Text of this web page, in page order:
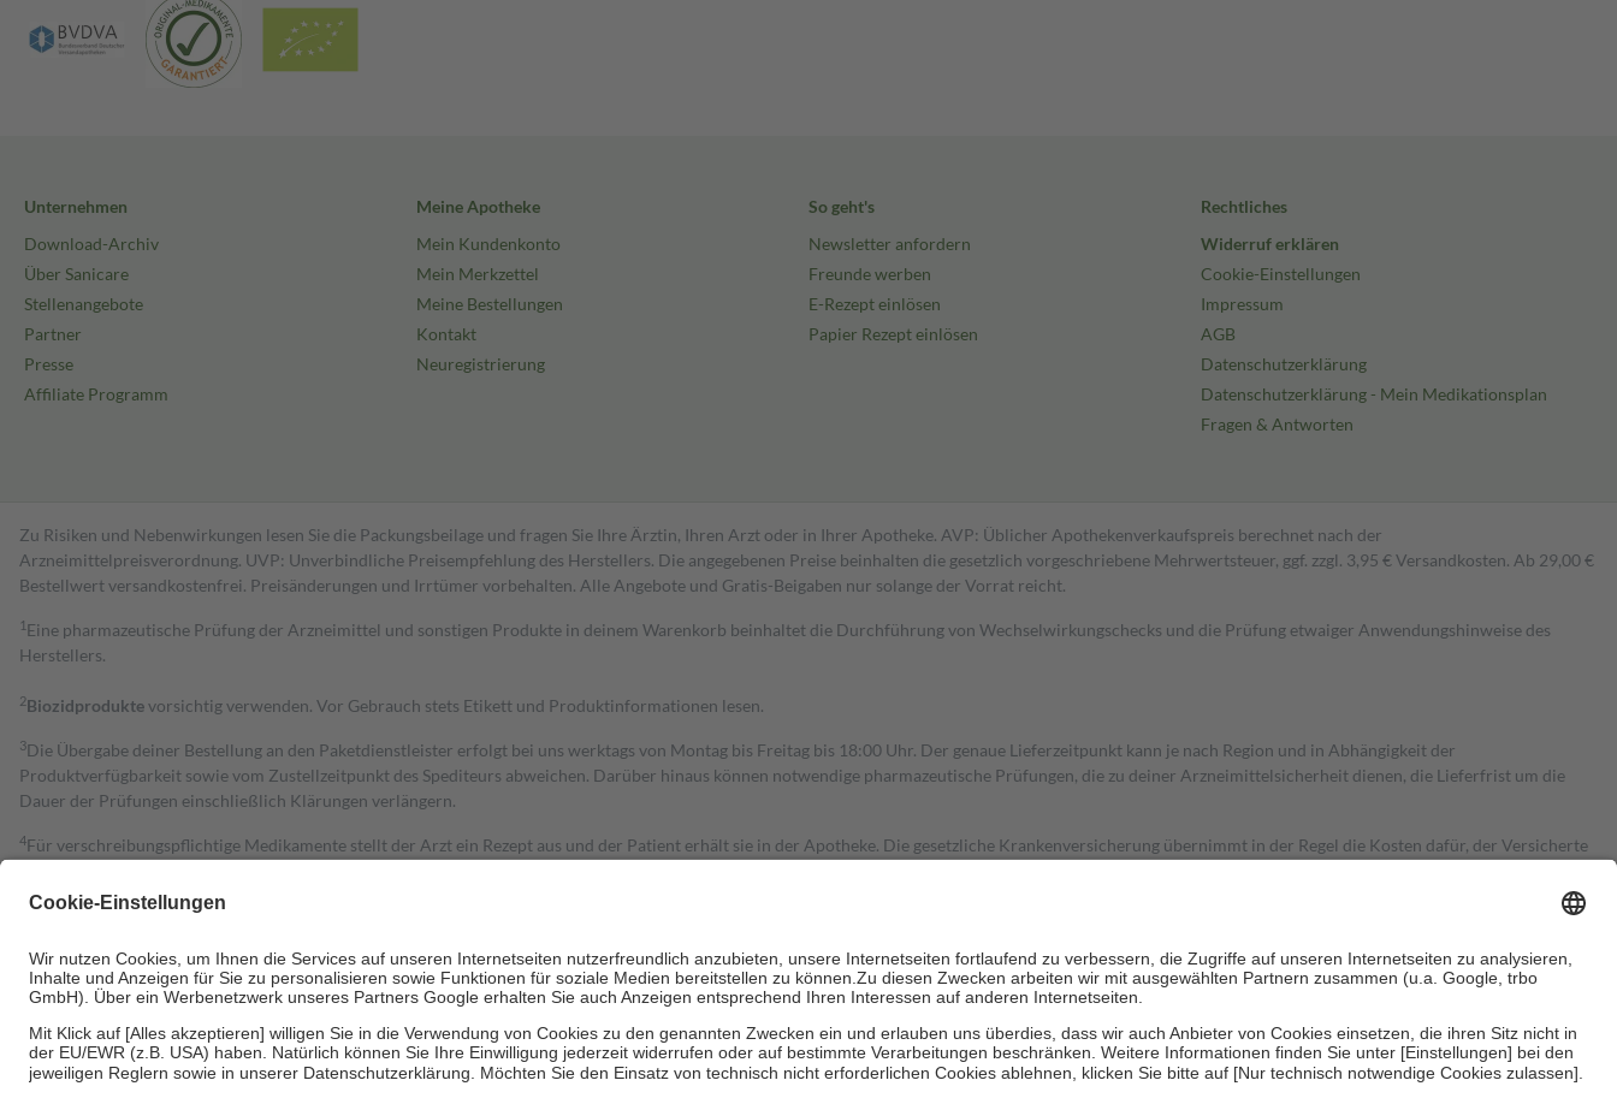
Unternehmen
Download-Archiv
Über Sanicare
Stellenangebote
Partner
Presse
Affiliate Programm
Meine Apotheke
Mein Kundenkonto
Mein Merkzettel
Meine Bestellungen
Kontakt
Neuregistrierung
So geht's
Newsletter anfordern
Freunde werben
E-Rezept einlösen
Papier Rezept einlösen
Rechtliches
Widerruf erklären
Cookie-Einstellungen
Impressum
AGB
Datenschutzerklärung
Datenschutzerklärung - Mein Medikationsplan
Fragen & Antworten
Zu Risiken und Nebenwirkungen lesen Sie die Packungsbeilage und fragen Sie Ihre Ärztin, Ihren Arzt oder in Ihrer Apotheke. AVP: Üblicher Apothekenverkaufspreis berechnet nach der
Arzneimittelpreisverordnung. UVP: Unverbindliche Preisempfehlung des Herstellers. Die angegebenen Preise beinhalten die gesetzlich vorgeschriebene Mehrwertsteuer, ggf. zzgl. 3,95 € Versandkosten. Ab 29,00 €
Bestell­wert versand­kosten­frei. Preisänderungen und Irrtümer vorbehalten. Alle Angebote und Gratis-Beigaben nur solange der Vorrat reicht.
1 Eine pharmazeutische Prüfung der Arzneimittel und sonstigen Produkte in deinem Warenkorb beinhaltet die Durchführung von Wechselwirkungschecks und die Prüfung etwaiger Anwendungshinweise des
Herstellers.
2Biozidproduktevorsichtig verwenden. Vor Gebrauch stets Etikett und Produktinformationen lesen.
3Die Übergabe deiner Bestellung an den Paketdienstleister erfolgt bei uns werktags von Montag bis Freitag bis 18:00 Uhr. Der genaue Lieferzeitpunkt kann je nach Region und in Abhängigkeit der
Produktverfügbarkeit sowie vom Zustellzeitpunkt des Spediteurs abweichen. Darüber hinaus können notwendige pharmazeutische Prüfungen, die zu deiner Arzneimittelsicherheit dienen, die Lieferfrist um die
Dauer der Prüfungen einschließlich Klärungen verlängern.
4Für verschreibungspflichtige Medikamente stellt der Arzt ein Rezept aus und der Patient erhält sie in der Apotheke. Die gesetzliche Krankenversicherung übernimmt in der Regel die Kosten dafür, der Versicherte
Grundsätzlich leisten Mitglieder Zuzahlungen in Höhe von zehn Prozent des Abgabepreises,
Es sind jedoch nie mehr als die tatsächlichen Kosten der Leistung
Bei Heilmitteln und häuslicher Krankenpflege beträgt die Zuzahlung zehn Prozent der Kosten sowie zehn Euro je Verordnung.
Um das Engagement der Versicherten für ihre eigene Gesundheit zu stärken und die besondere Stellung der Familie zu unterstützen, fallenkeine Zuzahlungen
• Untersuchungen zur Vorsorge und Früherkennung, die von der GKV getragen werden
• empfohlenen Schutzimpfungen